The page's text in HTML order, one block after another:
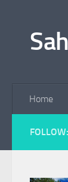
Home
FOLLOW: